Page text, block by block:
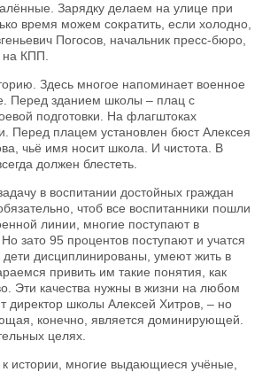
Зарядку делаем на улице при
время можем сократить, если холодно,
Погосов, начальник пресс-бюро,
на КПП.
Здесь многое напоминает военное
Перед зданием школы – плац с
подготовки. На флагштоках
Перед плацем установлен бюст Алексея
чьё имя носит школа. И чистота. В
должен блестеть.
в воспитании достойных граждан
чтоб все воспитанники пошли
линии, многие поступают в
зато 95 процентов поступают и учатся
дисциплинированы, умеют жить в
привить им такие понятия, как
Эти качества нужны в жизни на любом
директор школы Алексей Хитров, – но
конечно, является доминирующей.
целях.
к истории, многие выдающиеся учёные,